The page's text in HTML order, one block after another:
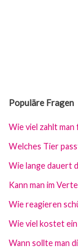
Populäre Fragen
Wie viel zahlt
Welches Tier
Wie lange dauert
Kann man im
Wie reagieren
Wie viel kostet
Wann sollte man